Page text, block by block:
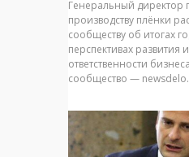
Генеральный директор
производству плёнки
сообществу об итогах
перспективах развития
ответственности
сообщество —